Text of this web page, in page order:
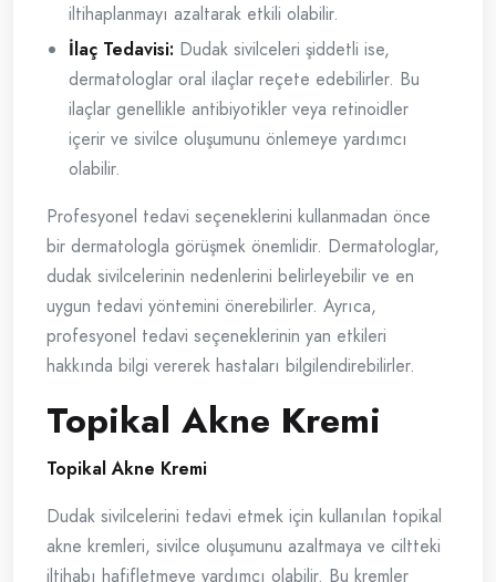
iltihaplanmayı azaltarak etkili olabilir.
İlaç Tedavisi: Dudak sivilceleri şiddetli ise,
dermatologlar oral ilaçlar reçete edebilirler. Bu
ilaçlar genellikle antibiyotikler veya retinoidler
içerir ve sivilce oluşumunu önlemeye yardımcı
olabilir.
Profesyonel tedavi seçeneklerini kullanmadan önce
bir dermatologla görüşmek önemlidir. Dermatologlar,
dudak sivilcelerinin nedenlerini belirleyebilir ve en
uygun tedavi yöntemini önerebilirler. Ayrıca,
profesyonel tedavi seçeneklerinin yan etkileri
hakkında bilgi vererek hastaları bilgilendirebilirler.
Topikal Akne Kremi
Topikal Akne Kremi
Dudak sivilcelerini tedavi etmek için kullanılan topikal
akne kremleri, sivilce oluşumunu azaltmaya ve ciltteki
iltihabı hafifletmeye yardımcı olabilir. Bu kremler